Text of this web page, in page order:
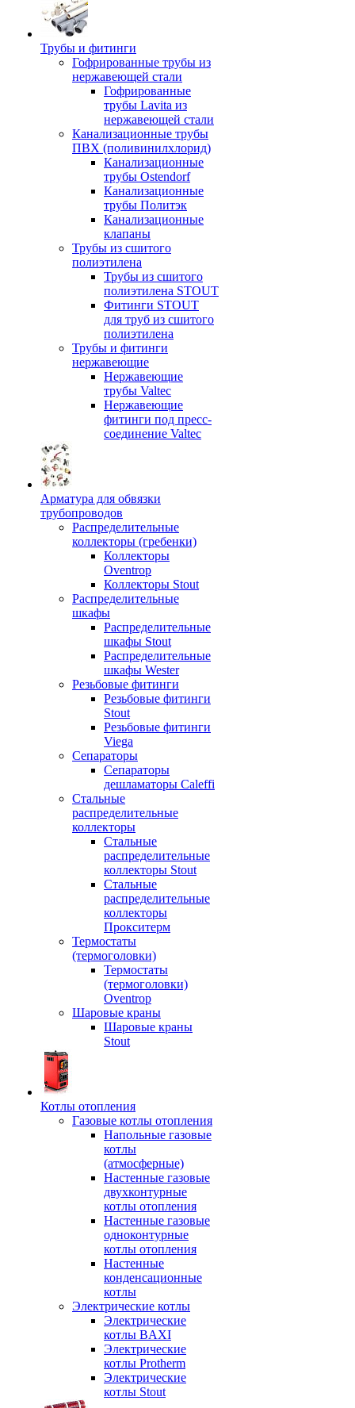
Трубы и фитинги
Гофрированные трубы из
нержавеющей стали
Гофрированные
трубы Lavita из
нержавеющей стали
Канализационные трубы
ПВХ (поливинилхлорид)
Канализационные
трубы Ostendorf
Канализационные
трубы Политэк
Канализационные
клапаны
Трубы из сшитого
полиэтилена
Трубы из сшитого
полиэтилена STOUT
Фитинги STOUT
для труб из сшитого
полиэтилена
Трубы и фитинги
нержавеющие
Нержавеющие
трубы Valtec
Нержавеющие
фитинги под пресс-
соединение Valtec
Арматура для обвязки
трубопроводов
Распределительные
коллекторы (гребенки)
Коллекторы
Oventrop
Коллекторы Stout
Распределительные
шкафы
Распределительные
шкафы Stout
Распределительные
шкафы Wester
Резьбовые фитинги
Резьбовые фитинги
Stout
Резьбовые фитинги
Viega
Сепараторы
Сепараторы
дешламаторы Caleffi
Стальные
распределительные
коллекторы
Стальные
распределительные
коллекторы Stout
Стальные
распределительные
коллекторы
Прокситерм
Термостаты
(термоголовки)
Термостаты
(термоголовки)
Oventrop
Шаровые краны
Шаровые краны
Stout
Котлы отопления
Газовые котлы отопления
Напольные газовые
котлы
(атмосферные)
Настенные газовые
двухконтурные
котлы отопления
Настенные газовые
одноконтурные
котлы отопления
Настенные
конденсационные
котлы
Электрические котлы
Электрические
котлы BAXI
Электрические
котлы Protherm
Электрические
котлы Stout